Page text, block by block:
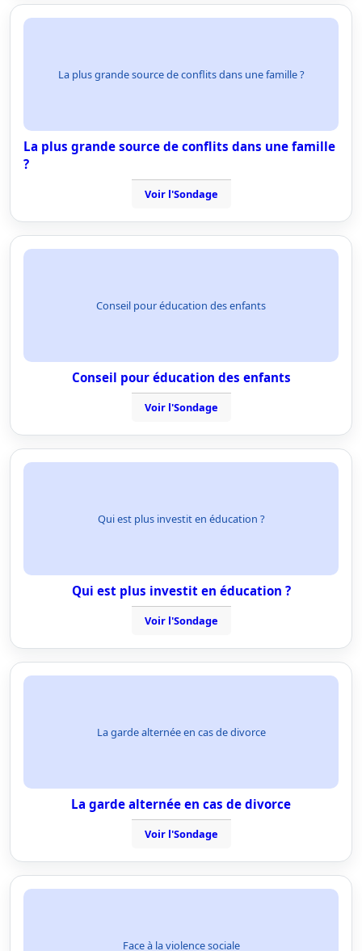
La plus grande source de conflits dans une famille ?
La plus grande source de conflits dans une famille
?
Voir l'Sondage
Conseil pour éducation des enfants
Conseil pour éducation des enfants
Voir l'Sondage
Qui est plus investit en éducation ?
Qui est plus investit en éducation ?
Voir l'Sondage
La garde alternée en cas de divorce
La garde alternée en cas de divorce
Voir l'Sondage
Face à la violence sociale